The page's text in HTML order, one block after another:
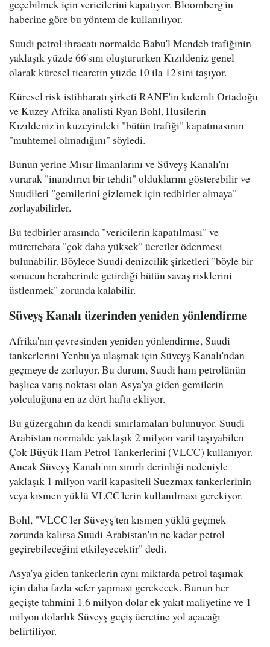
geçebilmek için vericilerini kapatıyor. Bloomberg'in
haberine göre bu yöntem de kullanılıyor.
Suudi petrol ihracatı normalde Babu'l Mendeb trafiğinin
yaklaşık yüzde 66'sını oluştururken Kızıldeniz genel
olarak küresel ticaretin yüzde 10 ila 12'sini taşıyor.
Küresel risk istihbaratı şirketi RANE'in kıdemli Ortadoğu
ve Kuzey Afrika analisti Ryan Bohl, Husilerin
Kızıldeniz'in kuzeyindeki "bütün trafiği" kapatmasının
"muhtemel olmadığını" söyledi.
Bunun yerine Mısır limanlarını ve Süveyş Kanalı'nı
vurarak "inandırıcı bir tehdit" olduklarını gösterebilir ve
Suudileri "gemilerini gizlemek için tedbirler almaya"
zorlayabilirler.
Bu tedbirler arasında "vericilerin kapatılması" ve
mürettebata "çok daha yüksek" ücretler ödenmesi
bulunabilir. Böylece Suudi denizcilik şirketleri "böyle bir
sonucun beraberinde getirdiği bütün savaş risklerini
üstlenmek" zorunda kalabilir.
Süveyş Kanalı üzerinden yeniden yönlendirme
Afrika'nın çevresinden yeniden yönlendirme, Suudi
tankerlerini Yenbu'ya ulaşmak için Süveyş Kanalı'ndan
geçmeye de zorluyor. Bu durum, Suudi ham petrolünün
başlıca varış noktası olan Asya'ya giden gemilerin
yolculuğuna en az dört hafta ekliyor.
Bu güzergahın da kendi sınırlamaları bulunuyor. Suudi
Arabistan normalde yaklaşık 2 milyon varil taşıyabilen
Çok Büyük Ham Petrol Tankerlerini (VLCC) kullanıyor.
Ancak Süveyş Kanalı'nın sınırlı derinliği nedeniyle
yaklaşık 1 milyon varil kapasiteli Suezmax tankerlerinin
veya kısmen yüklü VLCC'lerin kullanılması gerekiyor.
Bohl, "VLCC'ler Süveyş'ten kısmen yüklü geçmek
zorunda kalırsa Suudi Arabistan'ın ne kadar petrol
geçirebileceğini etkileyecektir" dedi.
Asya'ya giden tankerlerin aynı miktarda petrol taşımak
için daha fazla sefer yapması gerekecek. Bunun her
geçişte tahmini 1.6 milyon dolar ek yakıt maliyetine ve 1
milyon dolarlık Süveyş geçiş ücretine yol açacağı
belirtiliyor.